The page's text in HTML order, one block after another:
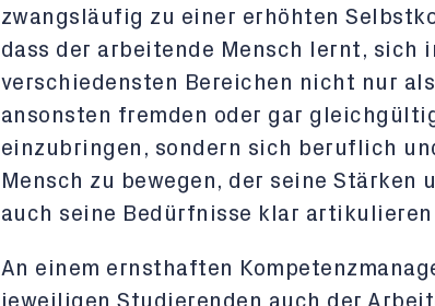
zwangsläufig zu einer erhöhten
dass der arbeitende Mensch lernt, sich
verschiedensten Bereichen nicht nur
ansonsten fremden oder gar
einzubringen, sondern sich beruflich
Mensch zu bewegen, der seine Stärken
auch seine Bedürfnisse klar artikulieren
An einem ernsthaften
jeweiligen Studierenden auch der